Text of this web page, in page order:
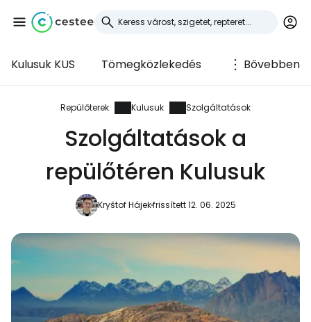
Kulusuk KUS Tömegközlekedés Bővebben
Repülőterek Kulusuk Szolgáltatások
Szolgáltatások a
repülőtéren Kulusuk
Kryštof Hájekfrissített 12. 06. 2025
Bejelentkezés a
Cestee-be
... az utazási közösség világszerte
Folytatás a Facebookkal
Folytassa e-mailben